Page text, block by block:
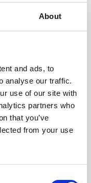
About
and ads, to
analyse our traffic.
use of our site with
partners who
that you’ve
from your use
nositelj certifikata
su održivog
prakse i